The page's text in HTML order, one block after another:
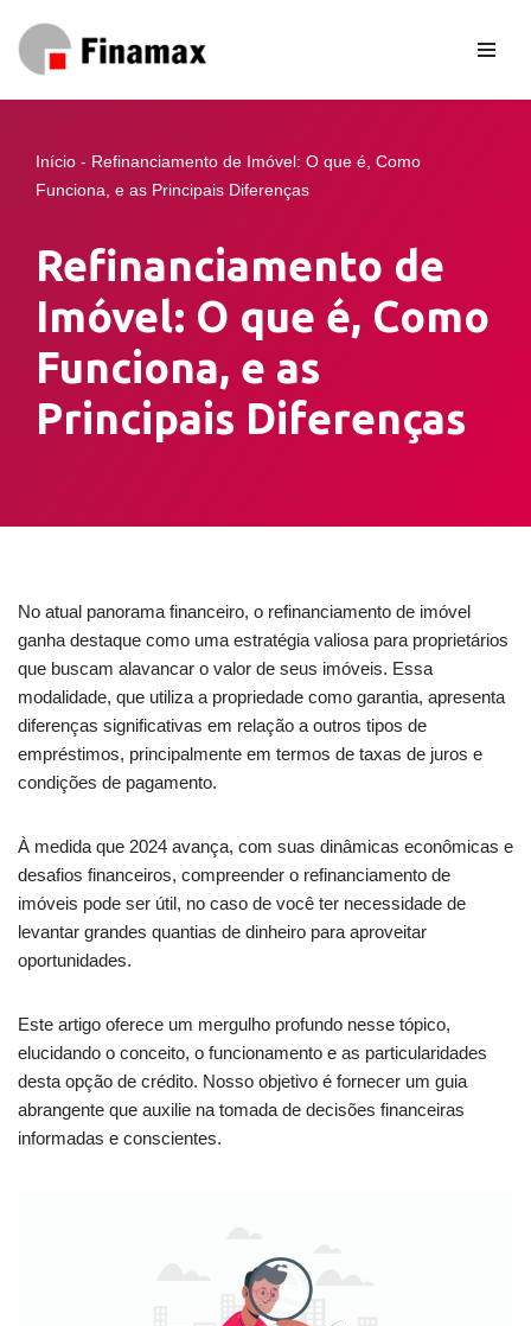
Pular
Início - Refinanciamento de Imóvel: O que é, Como
Funciona, e as Principais Diferenças
Refinanciamento de
Imóvel: O que é, Como
Funciona, e as
Principais Diferenças
No atual panorama financeiro, o refinanciamento de imóvel
ganha destaque como uma estratégia valiosa para proprietários
que buscam alavancar o valor de seus imóveis. Essa
modalidade, que utiliza a propriedade como garantia, apresenta
diferenças significativas em relação a outros tipos de
empréstimos, principalmente em termos de taxas de juros e
condições de pagamento.
À medida que 2024 avança, com suas dinâmicas econômicas e
desafios financeiros, compreender o refinanciamento de
imóveis pode ser útil, no caso de você ter necessidade de
levantar grandes quantias de dinheiro para aproveitar
oportunidades.
Este artigo oferece um mergulho profundo nesse tópico,
elucidando o conceito, o funcionamento e as particularidades
desta opção de crédito. Nosso objetivo é fornecer um guia
abrangente que auxilie na tomada de decisões financeiras
informadas e conscientes.